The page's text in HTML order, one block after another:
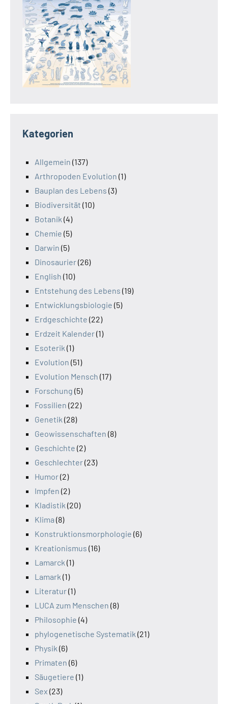
Kategorien
Allgemein (137)
Arthropoden Evolution (1)
Bauplan des Lebens (3)
Biodiversität (10)
Botanik (4)
Chemie (5)
Darwin (5)
Dinosaurier(26)
English (10)
Entstehung des Lebens (19)
Entwicklungsbiologie (5)
Erdgeschichte (22)
Erdzeit Kalender(1)
Esoterik (1)
Evolution (51)
Evolution Mensch (17)
Forschung (5)
Fossilien (22)
Genetik (28)
Geowissenschaften (8)
Geschichte (2)
Geschlechter(23)
Humor(2)
Impfen (2)
Kladistik (20)
Klima (8)
Konstruktionsmorphologie (6)
Kreationismus (16)
Lamarck (1)
Lamark (1)
Literatur(1)
LUCA zum Menschen (8)
Philosophie (4)
phylogenetische Systematik (21)
Physik (6)
Primaten (6)
Säugetiere (1)
Sex (23)